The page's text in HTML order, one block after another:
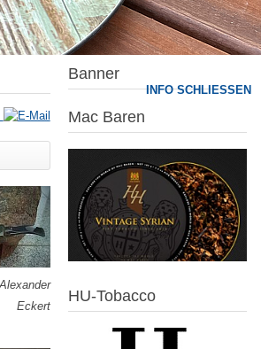
Eckert
INFO SCHLIESSEN
Banner
Mac Baren
HU-Tobacco